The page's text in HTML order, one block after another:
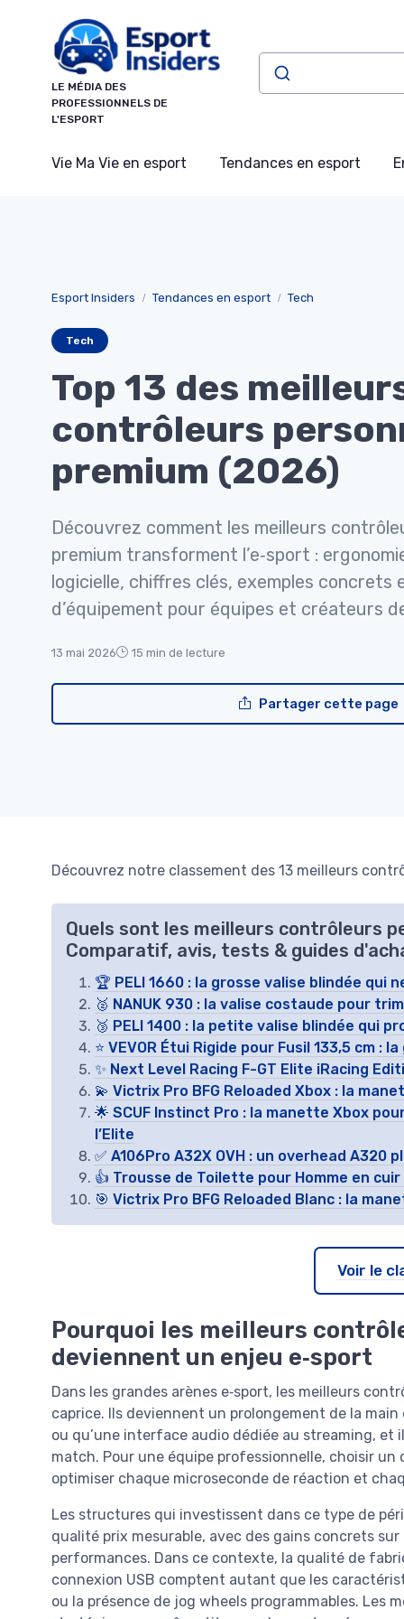
LE MÉDIA DES
PROFESSIONNELS DE
L'ESPORT
Vie Ma Vie en esport Tendances en esport
Esport Insiders Tendances en esport Tech
Tech
Top 13 des
contrôleurs
premium (2026)
Découvrez comment les meilleurs
premium transforment l’e‑sport :
logicielle, chiffres clés, exemples
d’équipement pour équipes et créateurs
13 mai 2026 15 min de lecture
Partager cette page
Découvrez notre classement des 13 meilleurs
Quels sont les meilleurs contrôleurs
Comparatif, avis, tests & guides
🏆 PELI 1660 : la grosse valise blindée qui
🥈 NANUK 930 : la valise costaude pour
🥉 PELI 1400 : la petite valise blindée qui
⭐ VEVOR Étui Rigide pour Fusil 133,5 cm
✨ Next Level Racing F-GT Elite iRacing
💫 Victrix Pro BFG Reloaded Xbox : la
🌟 SCUF Instinct Pro : la manette Xbox
l’Elite
✅ A106Pro A32X OVH : un overhead
👍 Trousse de Toilette pour Homme en
🎯 Victrix Pro BFG Reloaded Blanc : la
Voir le
Pourquoi les meilleurs
deviennent un enjeu e‑sport
Dans les grandes arènes e‑sport, les meilleurs
caprice. Ils deviennent un prolongement de la
ou qu’une interface audio dédiée au streaming,
match. Pour une équipe professionnelle, choisir
optimiser chaque microseconde de réaction et
Les structures qui investissent dans ce type de
qualité prix mesurable, avec des gains concrets
performances. Dans ce contexte, la qualité de
connexion USB comptent autant que les
ou la présence de jog wheels programmables. Les